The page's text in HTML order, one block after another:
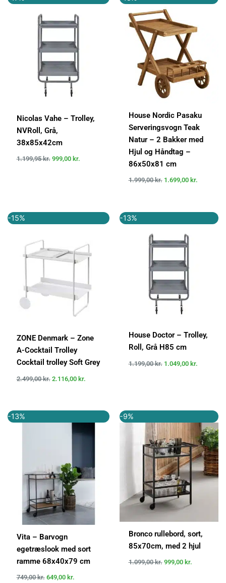
Nicolas Vahe – Trolley,
NVRoll, Grå,
38x85x42cm
1.199,95kr.
oprindelige
var:
1.199,95 kr..
999,00 kr.
aktuelle
House Nordic Pasaku
Serveringsvogn Teak
Natur – 2 Bakker med
Hjul og Håndtag –
86x50x81 cm
1.999,00kr.
oprindelige
pris
var:
1.999,00 kr..
1.699,00 kr.
aktuelle
1.699,00
-15%
ZONE Denmark – Zone
A-Cocktail Trolley
Cocktail trolley Soft Grey
2.499,00kr.
oprindelige
2.499,00 kr..
2.116,00 kr.
aktuelle
-13%
House Doctor – Trolley,
Roll, Grå H85 cm
1.199,00kr.
oprindelige
var:
1.199,00 kr..
1.049,00 kr.
aktuelle
-13%
Vita – Barvogn
egetræslook med sort
ramme 68x40x79 cm
749,00kr.
oprindelige
649,00 kr.
aktuelle
pris
-9%
Bronco rullebord, sort,
85x70cm, med 2 hjul
1.099,00kr.
oprindelige
pris
var:
1.099,00 kr..
999,00 kr.
aktuelle
pris
er:
999,00 kr..